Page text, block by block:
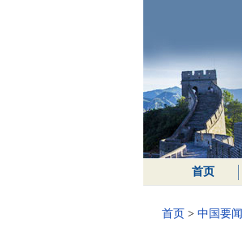
首页
首页 > 中国要闻